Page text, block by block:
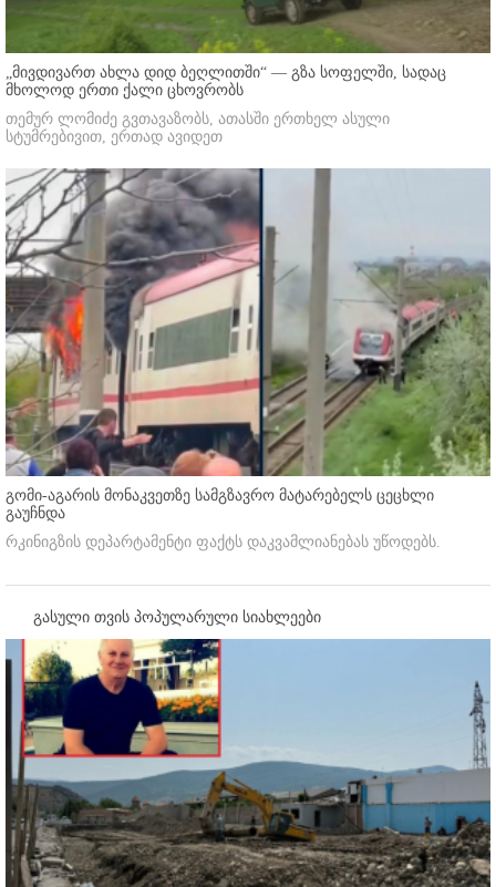
„მივდივართ ახლა დიდ ბეღლითში“ — გზა სოფელში, სადაც
მხოლოდ ერთი ქალი ცხოვრობს
თემურ ლომიძე გვთავაზობს, ათასში ერთხელ ასული
სტუმრებივით, ერთად ავიდეთ
გომი-აგარის მონაკვეთზე სამგზავრო მატარებელს ცეცხლი
გაუჩნდა
რკინიგზის დეპარტამენტი ფაქტს დაკვამლიანებას უწოდებს.
გასული თვის პოპულარული სიახლეები